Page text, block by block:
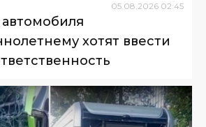
05.08.2026 02:45
хотят ввести